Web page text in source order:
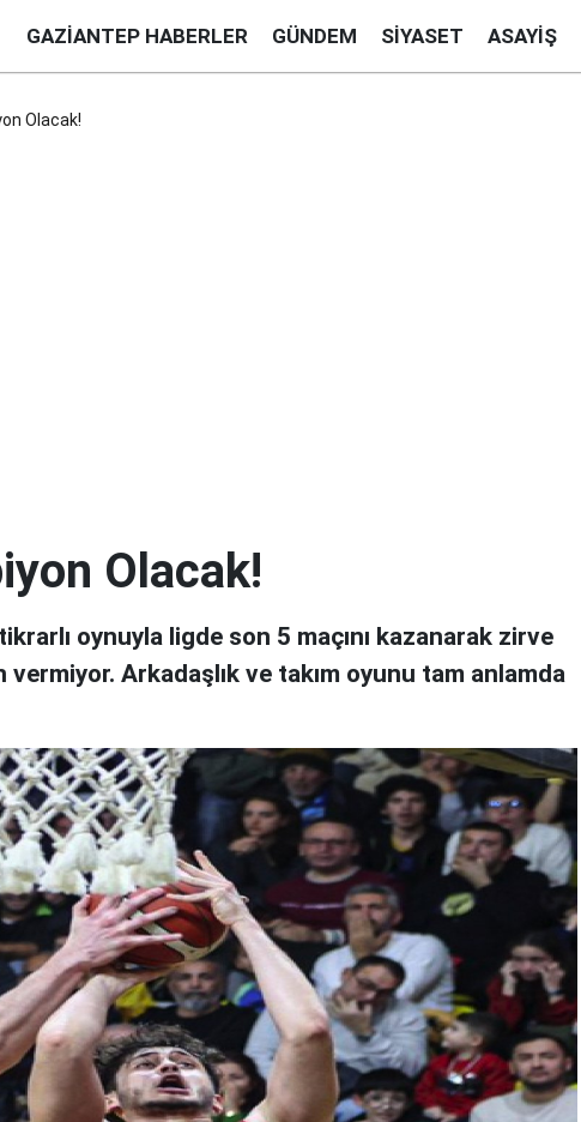
GAZIANTEP HABERLER GÜNDEM SIYASET ASAYIŞ
Olacak!
Olacak!
oynuyla ligde son 5 maçını kazanarak zirve
Arkadaşlık ve takım oyunu tam anlamda